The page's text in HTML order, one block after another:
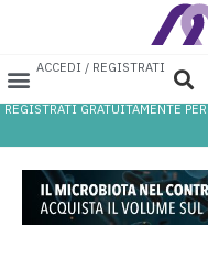
ACCEDI / REGISTRATI
REGISTRATI GRATUITAMENTE